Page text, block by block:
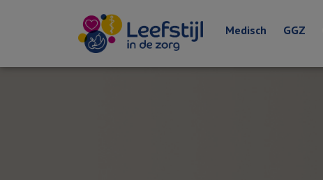
Medisch GGZ